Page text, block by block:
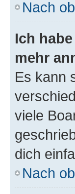
Nach
Ich
mehr
Es kann
viele
dich
Nach